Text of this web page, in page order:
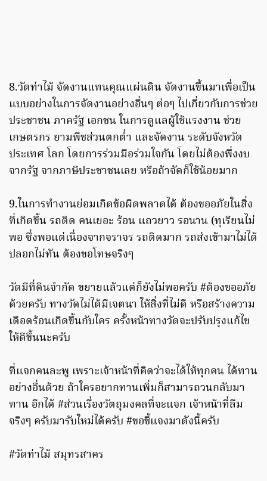
8.วัดท่าไม้ จัดงานแทนคุณแผ่นดิน จัดงานขึ้นมาเพื่อเป็น
แบบอย่างในการจัดงานอย่างอื่นๆ ต่อๆ ไปเกี่ยวกับการช่วย
ประชาชน ภาครัฐ เอกชน ในการดูแลผู้ใช้แรงงาน ช่วย
เกษตรกร ยามพืชส่วนตกต่ำ และจัดงาน ระดับจังหวัด
ประเทศ โลก โดยการร่วมมือร่วมใจกัน โดยไม่ต้องพึ่งงบ
จากรัฐ จากภาษีประชาชนเลย หรือถ้าจัดก็ใช้น้อยมาก
9.ในการทำงานย่อมเกิดข้อผิดพลาดได้ ต้องขออภัยในสิ่ง
ที่เกิดขึ้น รถติด คนเยอะ ร้อน แถวยาว รอนาน (ทุเรียนไม่
พอ ซึ่งพอแต่เนื่องจากจราจร รถติดมาก รถส่งเข้ามาไม่ได้
ปลอกไม่ทัน ต้องขอโทษจริงๆ
วัดมีที่ดินจำกัด ขยายแล้วแต่ก็ยังไม่พอครับ #ต้องขออภัย
ด้วยครับ ทางวัดไม่ได้มีเจตนา ให้สิ่งที่ไม่ดี หรือสร้างความ
เดือดร้อนเกิดขึ้นกับใคร ครั้งหน้าทางวัดจะปรับปรุงแก้ไข
ให้ดีขึ้นนะครับ
ที่แจกคนละพู เพราะเจ้าหน้าที่คิดว่าจะได้ให้ทุกคน ได้ทาน
อย่างอื่นด้วย ถ้าใครอยากทานเพิ่มก็สามารถวนกลับมา
ทาน อีกได้ #ส่วนเรื่องวัตถุมงคลที่จะแจก เจ้าหน้าที่ลืม
จริงๆ ครับมารับใหม่ได้ครับ #ขอชี้แจงมาดังนี้ครับ
#วัดท่าไม้ สมุทรสาคร